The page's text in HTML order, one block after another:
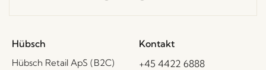
Hübsch
Hübsch Retail ApS (B2C)
Kontakt
+45 4422 6888